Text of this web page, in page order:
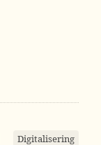
Digitalisering